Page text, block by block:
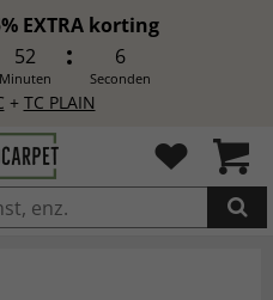
EXTRA korting
52
Minuten
5
Seconden
+ TC PLAIN
GELEGD